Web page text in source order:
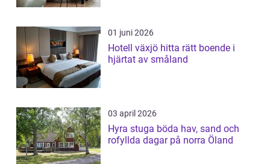
01 juni 2026
Hotell växjö hitta rätt boende i
hjärtat av småland
03 april 2026
Hyra stuga böda hav, sand och
rofyllda dagar på norra Öland